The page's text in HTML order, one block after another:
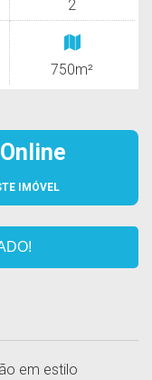
2
750m²
IMÓVEL
em estilo